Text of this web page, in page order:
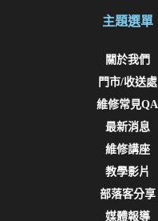
主題選單
關於我們
門市/收送處
維修常見QA
最新消息
維修講座
教學影片
部落客分享
媒體報導